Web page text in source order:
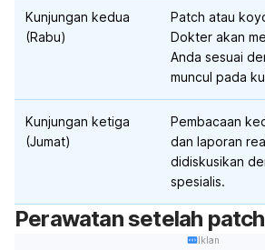
Kunjungan kedua
(Rabu)
Patch atau
Dokter akan
Anda sesuai
muncul pada
Kunjungan ketiga
(Jumat)
Pembacaan
dan laporan
didiskusikan
spesialis.
Perawatan setelah
Iklan